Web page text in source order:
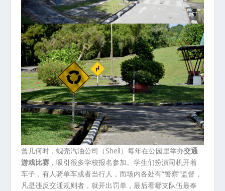
曾几何时，蚬壳汽油公司（Shell）每年在公园里举办交通
游戏比赛 ，吸引很多学校报名参加。学生们扮演司机开着
车子，有人骑单车或者当行人，而场内各处有“警察”监督，
凡是违反交通规则者，就开出罚单，最后看哪支队伍最奉